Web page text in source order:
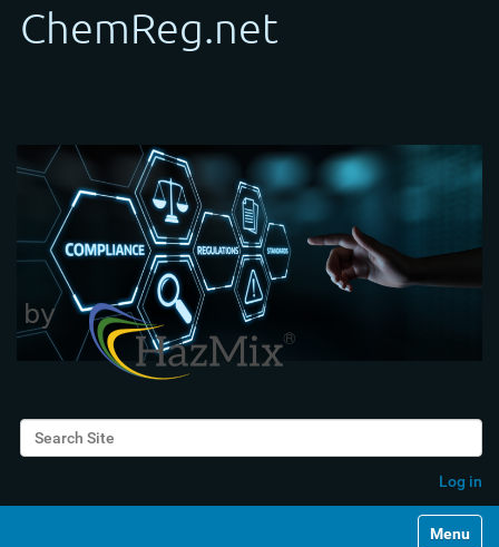
Search Site
Log in
Toggle